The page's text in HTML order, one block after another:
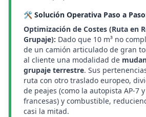
🛠️ Solución Operativa Paso a
Optimización de Costes (Ruta en
Grupaje): Dado que 10 m³ no
de un camión articulado de gran
al cliente una modalidad de
grupaje terrestre. Sus
ruta con otro traslado europeo,
de peajes (como la autopista AP-7
francesas) y combustible,
casi la mitad.